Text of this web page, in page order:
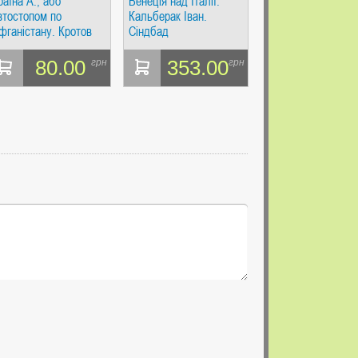
по
Кротов
80.00 грн
Кальберак Іван.
Сіндбад
353.00грн